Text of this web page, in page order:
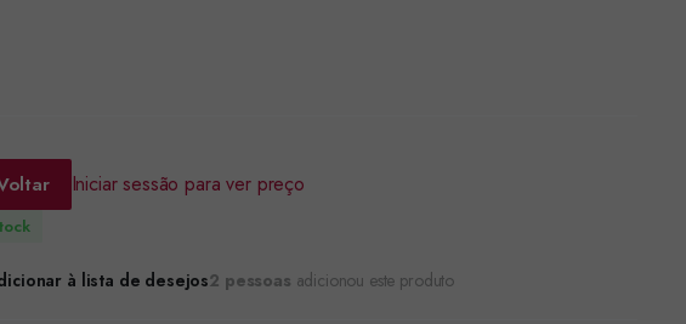
Iniciar sessão para ver preço
à lista de desejos2 pessoas adicionou este produto